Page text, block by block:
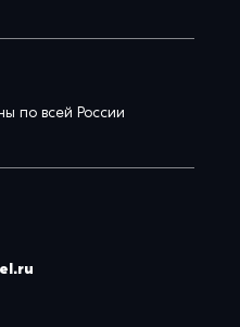
по всей России